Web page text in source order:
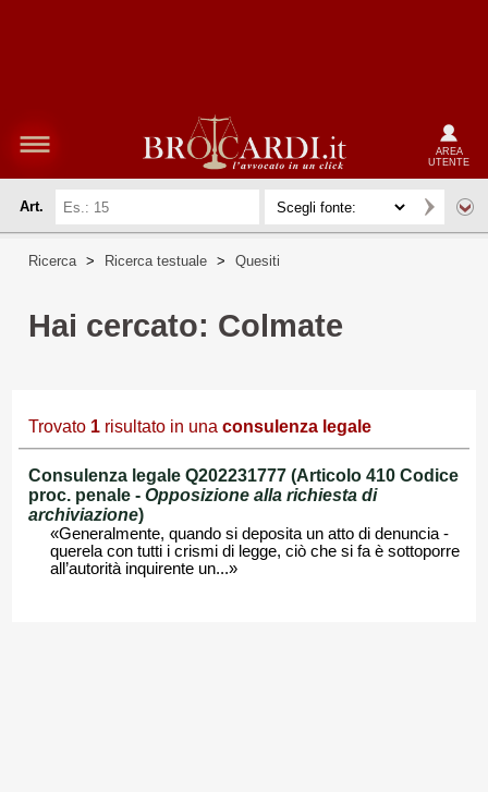
AREA
UTENTE
Art.
Ricerca > Ricerca testuale > Quesiti
Hai cercato: Colmate
Trovato 1 risultato in una consulenza legale
Consulenza legale Q202231777 (Articolo 410 Codice
proc. penale - Opposizione alla richiesta di
archiviazione)
«Generalmente, quando si deposita un atto di denuncia -
querela con tutti i crismi di legge, ciò che si fa è sottoporre
all’autorità inquirente un...»